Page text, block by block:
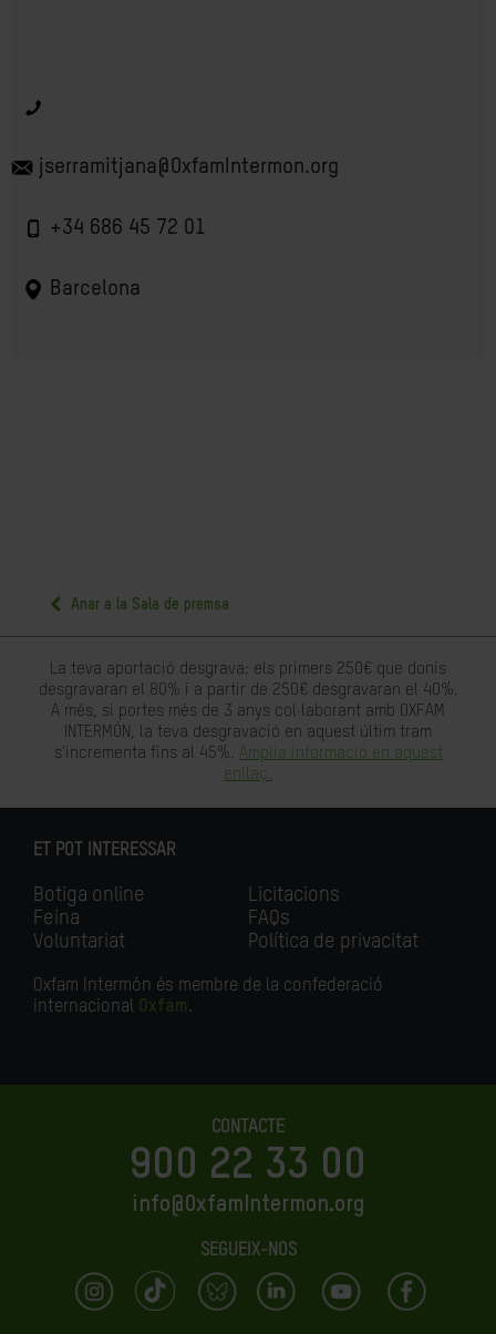
jserramitjana@OxfamIntermon.org
+34 686 45 72 01
Barcelona
Anar a la Sala de premsa
La teva aportació desgrava: els primers 250€ que donis
desgravaran el 80% i a partir de 250€ desgravaran el 40%.
A més, si portes més de 3 anys col·laborant amb OXFAM
INTERMÓN, la teva desgravació en aquest últim tram
s'incrementa fins al 45%. Amplia informació en aquest
enllaç.
ET POT INTERESSAR
Botiga online
Feina
Voluntariat
Licitacions
FAQs
Política de privacitat
Oxfam Intermón és membre de la confederació
internacional Oxfam.
CONTACTE
900 22 33 00
info@OxfamIntermon.org
SEGUEIX-NOS